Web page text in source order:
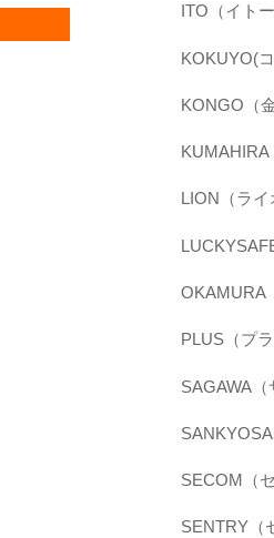
ITO（イトー
KOKUYO(コ
KONGO（
KUMAHIRA
LION（ライ
OKAMURA
PLUS（プラ
SAGAWA（
SECOM（セ
SENTRY（